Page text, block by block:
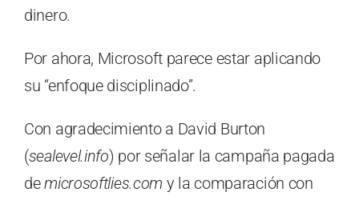
dinero.
Por ahora, Microsoft parece estar aplicando
su “enfoque disciplinado”.
Con agradecimiento a David Burton
(sealevel.info) por señalar la campaña pagada
demicrosoftlies.com y la comparación con